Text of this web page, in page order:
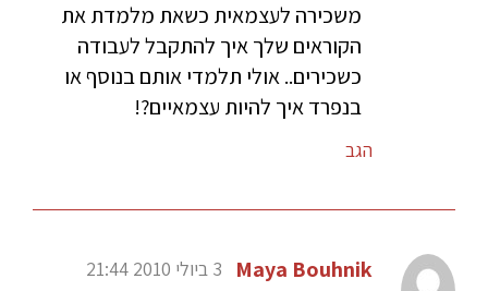
משכירה לעצמאית כשאת מלמדת את
הקוראים שלך איך להתקבל לעבודה
כשכירים.. אולי תלמדי אותם בנוסף או
בנפרד איך להיות עצמאיים?!
הגב
Maya Bouhnik 3 ביולי 2010 21:44